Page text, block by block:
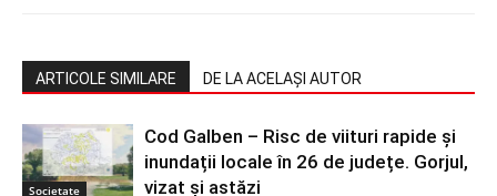
ARTICOLE SIMILARE DE LA ACELAȘI AUTOR
Societate
Cod Galben – Risc de viituri rapide și
inundații locale în 26 de județe. Gorjul,
vizat și astăzi